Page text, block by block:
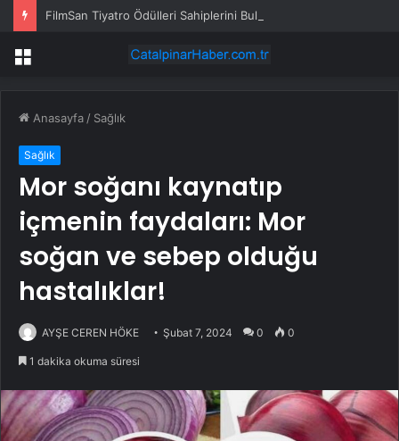
FilmSan Tiyatro Ödülleri Sahiplerini Buldu
Menü
Anasayfa / Sağlık
Sağlık
Mor soğanı kaynatıp
içmenin faydaları: Mor
soğan ve sebep olduğu
hastalıklar!
AYŞE CEREN HÖKE Şubat 7, 2024 0 0
1 dakika okuma süresi